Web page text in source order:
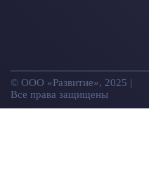
© ООО «Развитие», 2025 |
Все права защищены